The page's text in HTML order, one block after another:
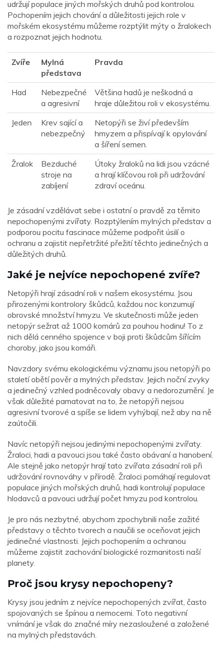
udržují populace jiných mořských druhů pod kontrolou.
Pochopením jejich chování a důležitosti jejich role v
mořském ekosystému můžeme rozptýlit mýty o žralokech
a rozpoznat jejich hodnotu.
Zvíře
Mylná
představa
Pravda
Had
Nebezpečné
a agresivní
Většina hadů je neškodná a
hraje důležitou roli v ekosystému.
Jeden
Krev sající a
nebezpečný
Netopýři se živí především
hmyzem a přispívají k opylování
a šíření semen.
Žralok
Bezduché
stroje na
zabíjení
Útoky žraloků na lidi jsou vzácné
a hrají klíčovou roli při udržování
zdraví oceánu.
Je zásadní vzdělávat sebe i ostatní o pravdě za těmito
nepochopenými zvířaty. Rozptýlením mylných představ a
podporou pocitu fascinace můžeme podpořit úsilí o
ochranu a zajistit nepřetržité přežití těchto jedinečných a
důležitých druhů.
Jaké je nejvíce nepochopené zvíře?
Netopýři hrají zásadní roli v našem ekosystému. Jsou
přirozenými kontrolory škůdců, každou noc konzumují
obrovské množství hmyzu. Ve skutečnosti může jeden
netopýr sežrat až 1000 komárů za pouhou hodinu! To z
nich dělá cenného spojence v boji proti škůdcům šířícím
choroby, jako jsou komáři.
Navzdory svému ekologickému významu jsou netopýři po
staletí obětí pověr a mylných představ. Jejich noční zvyky
a jedinečný vzhled podněcovaly obavy a nedorozumění. Je
však důležité pamatovat na to, že netopýři nejsou
agresivní tvorové a spíše se lidem vyhýbají, než aby na ně
zaútočili.
Navíc netopýři nejsou jedinými nepochopenými zvířaty.
Žraloci, hadi a pavouci jsou také často obávaní a hanobení.
Ale stejně jako netopýr hrají tato zvířata zásadní roli při
udržování rovnováhy v přírodě. Žraloci pomáhají regulovat
populace jiných mořských druhů, hadi kontrolují populace
hlodavců a pavouci udržují počet hmyzu pod kontrolou.
Je pro nás nezbytné, abychom zpochybnili naše zažité
představy o těchto tvorech a naučili se oceňovat jejich
jedinečné vlastnosti. Jejich pochopením a ochranou
můžeme zajistit zachování biologické rozmanitosti naší
planety.
Proč jsou krysy nepochopeny?
Krysy jsou jedním z nejvíce nepochopených zvířat, často
spojovaných se špínou a nemocemi. Toto negativní
vnímání je však do značné míry nezasloužené a založené
na mylných představách.